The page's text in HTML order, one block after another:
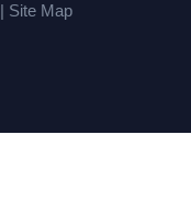
| Site Map